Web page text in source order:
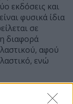
εκδόσεις και
φυσικά ίδια
σε
διαφορά
αφού
ενώ